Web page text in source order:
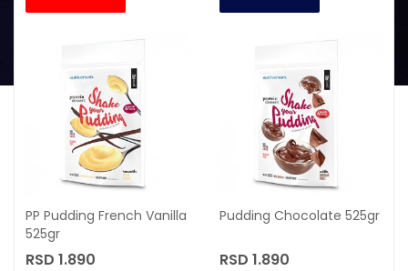
PP Pudding French Vanilla
525gr
RSD 1.890
Pudding Chocolate 525gr
RSD 1.890